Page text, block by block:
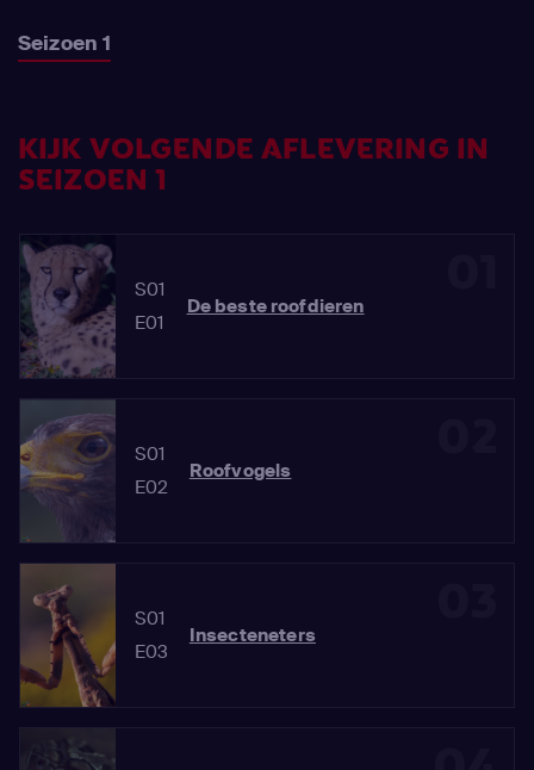
Seizoen 1
KIJK VOLGENDE AFLEVERING IN
SEIZOEN 1
S01
E01
De beste roofdieren
S01
E02
Roofvogels
S01
E03
Insecteneters